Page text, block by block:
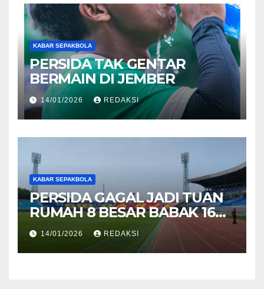
KABAR SEPAKBOLA
PERSIDA TAK GENTAR
BERMAIN DI JEMBER
14/01/2026 REDAKSI
KABAR SEPAKBOLA
PERSIDA GAGAL JADI TUAN
RUMAH 8 BESAR BABAK 16
BESAR LIGA 4 JATIM
14/01/2026 REDAKSI